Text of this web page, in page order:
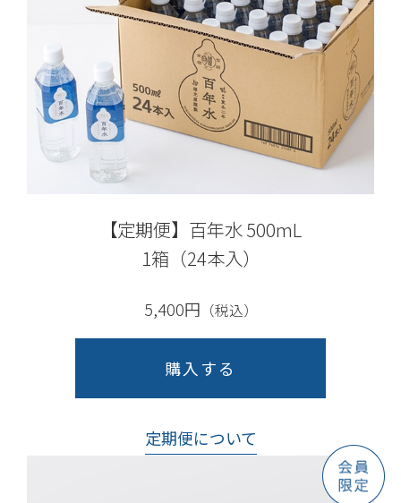
【定期便】百年水 500mL
1箱（24本入）
5,400円 （税込）
購入する
定期便について